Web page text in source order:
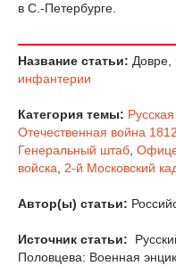
в С.-Петербурге.
Название статьи: Довре,
инфантерии
Категория темы:
Отечественная война 1812
Генеральный штаб
войска
2-й Московский
Автор(ы) статьи:
Источник статьи:
Половцева: Военная